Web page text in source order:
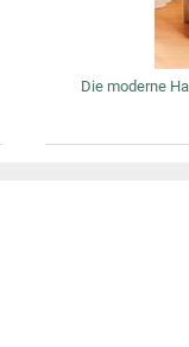
Die moderne